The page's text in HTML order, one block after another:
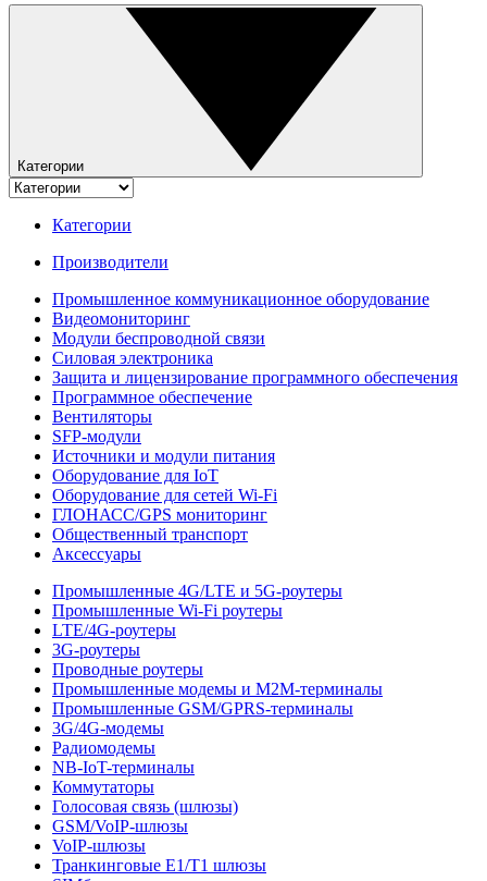
Категории
Категории
Производители
Промышленное коммуникационное оборудование
Видеомониторинг
Модули беспроводной связи
Силовая электроника
Защита и лицензирование программного обеспечения
Программное обеспечение
Вентиляторы
SFP-модули
Источники и модули питания
Оборудование для IoT
Оборудование для сетей Wi-Fi
ГЛОНАСС/GPS мониторинг
Общественный транспорт
Аксессуары
Промышленные 4G/LTE и 5G-роутеры
Промышленные Wi-Fi роутеры
LTE/4G-роутеры
3G-роутеры
Проводные роутеры
Промышленные модемы и M2M-терминалы
Промышленные GSM/GPRS-терминалы
3G/4G-модемы
Радиомодемы
NB-IoT-терминалы
Коммутаторы
Голосовая связь (шлюзы)
GSM/VoIP-шлюзы
VoIP-шлюзы
Транкинговые E1/T1 шлюзы